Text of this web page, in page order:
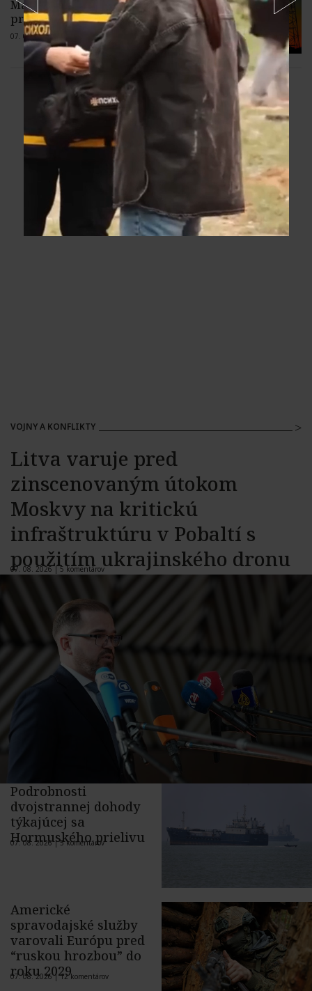
Maďarska v niektorých hodinách
presiahol 2,5 GW
07. 08. 2026 | 2 komentáre
VOJNY A KONFLIKTY
Litva varuje pred
zinscenovaným útokom
Moskvy na kritickú
infraštruktúru v Pobaltí s
použitím ukrajinského dronu
07. 08. 2026 |5 komentárov
Podrobnosti
dvojstrannej dohody
týkajúcej sa
Hormuského prielivu
07. 08. 2026 |5 komentárov
Americké
spravodajské služby
varovali Európu pred
“ruskou hrozbou” do
roku 2029
07. 08. 2026 |12 komentárov